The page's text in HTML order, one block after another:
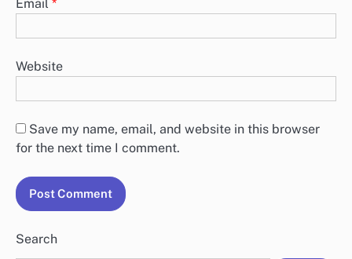
Email *
Website
Save my name, email, and website in this browser
for the next time I comment.
Search